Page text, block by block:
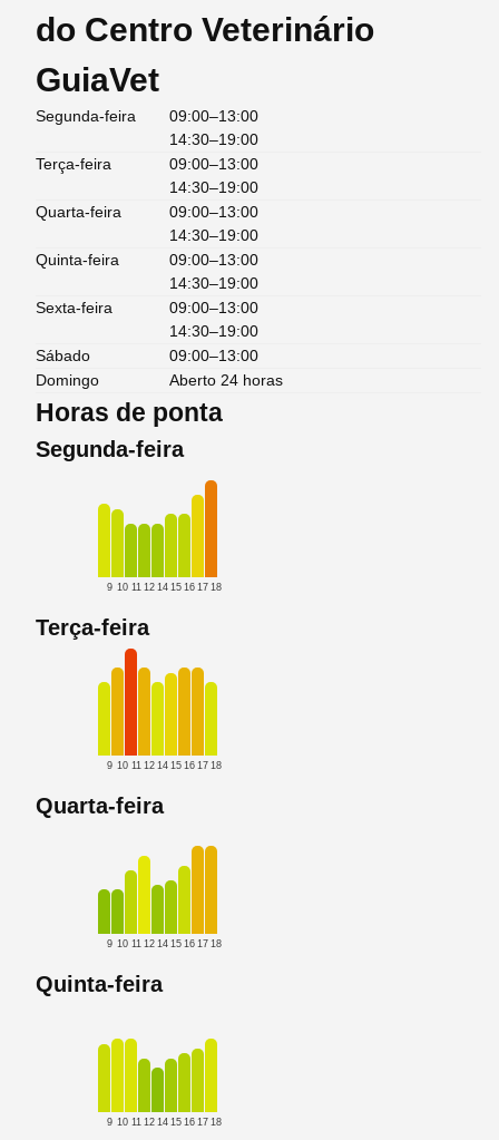
do Centro Veterinário
GuiaVet
Segunda-feira
09:00–13:00
14:30–19:00
Terça-feira
09:00–13:00
14:30–19:00
Quarta-feira
09:00–13:00
14:30–19:00
Quinta-feira
09:00–13:00
14:30–19:00
Sexta-feira
09:00–13:00
14:30–19:00
Sábado
09:00–13:00
Domingo
Aberto 24 horas
Horas de ponta
Segunda-feira
9 10 11 12 14 15 16 17 18
Terça-feira
9 10 11 12 14 15 16 17 18
Quarta-feira
9 10 11 12 14 15 16 17 18
Quinta-feira
9 10 11 12 14 15 16 17 18